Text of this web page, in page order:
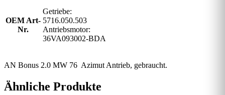
OEM Art-
Nr.
Getriebe:
5716.050.503
Antriebsmotor:
36VA093002-BDA
AN Bonus 2.0 MW 76 Azimut Antrieb, gebraucht.
Ähnliche Produkte